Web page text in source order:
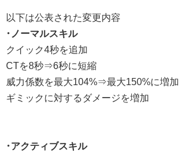
以下は公表された変更内容
・ノーマルスキル
クイック4秒を追加
CTを8秒⇒6秒に短縮
威力係数を最大104%⇒最大150%に増加
ギミックに対するダメージを増加
・アクティブスキル